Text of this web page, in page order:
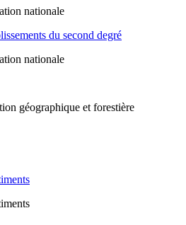
nationale
du second degré
nationale
géographique et forestière